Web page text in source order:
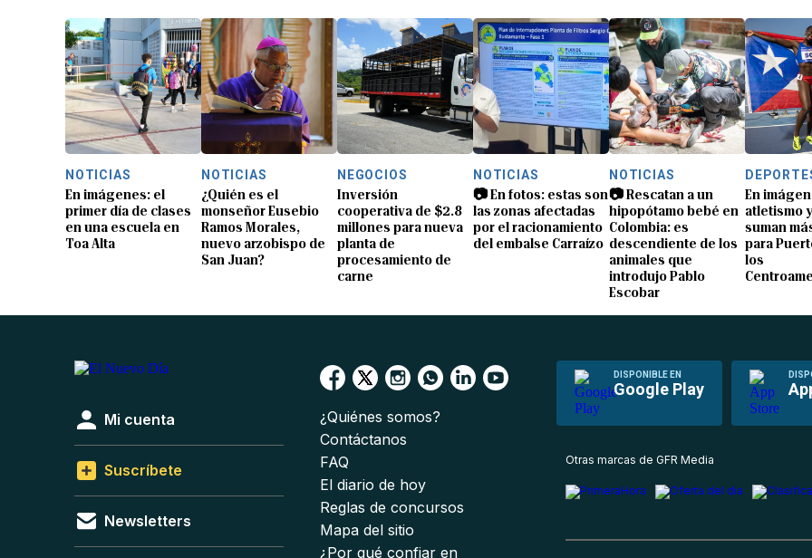
NOTICIAS
En imágenes: el
primer día de clases
en una escuela en
Toa Alta
NOTICIAS
¿Quién es el
monseñor Eusebio
Ramos Morales,
nuevo arzobispo de
San Juan?
NEGOCIOS
Inversión
cooperativa de $2.8
millones para nueva
planta de
procesamiento de
carne
NOTICIAS
📷 En fotos: estas son
las zonas afectadas
por el racionamiento
del embalse Carraízo
NOTICIAS
📷 Rescatan a un
hipopótamo bebé en
Colombia: es
descendiente de los
animales que
introdujo Pablo
Escobar
En
atletismo
suman
para
los
DISPONIBLE EN
Google Play
Mi cuenta
Suscríbete
Newsletters
¿Quiénes somos?
Contáctanos
FAQ
El diario de hoy
Reglas de concursos
Mapa del sitio
¿Por qué confiar en
Otras marcas de GFR Media